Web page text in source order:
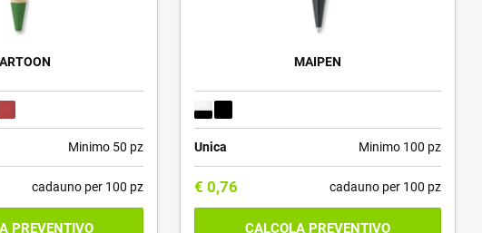
Minimo 50 pz
cadauno per 100 pz
PREVENTIVO
MAIPEN
Unica Minimo 100 pz
€ 0,76 cadauno per 100 pz
CALCOLA PREVENTIVO